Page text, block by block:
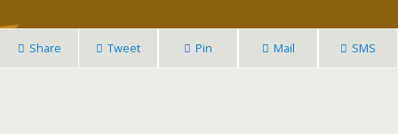
Share Tweet Pin Mail SMS